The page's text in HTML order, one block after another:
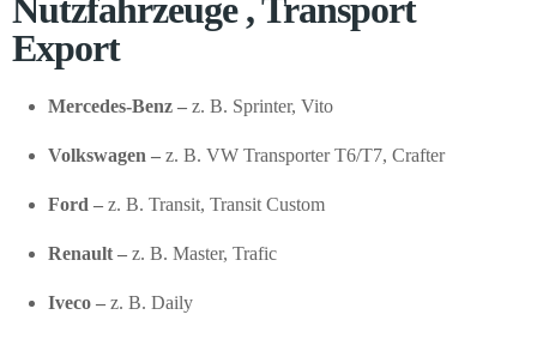
Nutzfahrzeuge , Transport
Export
Mercedes-Benz – z. B. Sprinter, Vito
Volkswagen – z. B. VW Transporter T6/T7, Crafter
Ford – z. B. Transit, Transit Custom
Renault – z. B. Master, Trafic
Iveco – z. B. Daily